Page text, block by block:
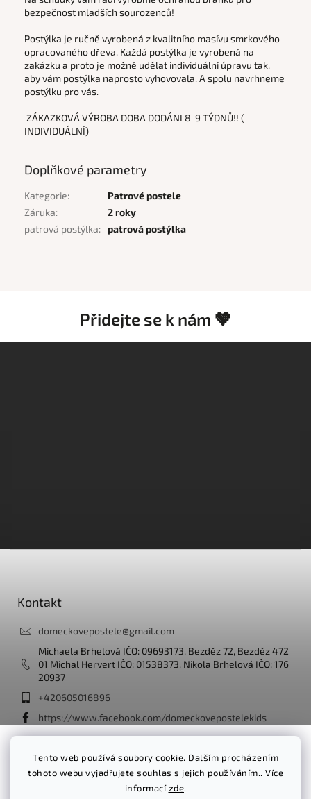
Tento web používá soubory cookie. Dalším procházením
tohoto webu vyjadřujete souhlas s jejich používáním.. Více
informacízde.
bezpečnost mladších sourozenců!
Postýlka je ručně vyrobená z kvalitního masívu smrkového
opracovaného dřeva. Každá postýlka je vyrobená na
zakázku a proto je možné udělat individuální úpravu tak,
aby vám postýlka naprosto vyhovovala. A spolu navrhneme
postýlku pro vás.
ZÁKAZKOVÁ VÝROBA DOBA DODÁNI 8-9 TÝDNŮ!! (
INDIVIDUÁLNÍ)
Doplňkové parametry
Kategorie:
Patrové postele
Záruka:
2 roky
patrová postýlka: patrová postýlka
Přidejte se k nám 🤎
Kontakt
domeckovepostele@gmail.com
Michaela Brhelová IČO: 09693173, Bezděz 72, Bezděz 472
01 Michal Hervert IČO: 01538373, Nikola Brhelová IČO: 176
20937
+420605016896
https://www.facebook.com/domeckovepostelekids
domeckove_postele_kids/
Facebook